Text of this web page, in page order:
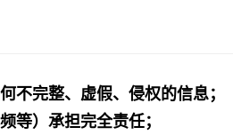
不完整、虚假、侵权的信息；
等）承担完全责任；